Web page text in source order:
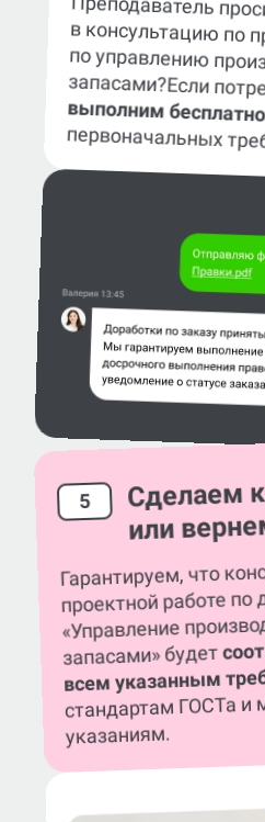
Преподаватель
в консультацию по
по управлению
запасами?Если
выполним бесплатно
первоначальных
5 Сделаем
или
Гарантируем, что
проектной работе по
«Управление
запасами» будет
всем указанным
стандартам ГОСТа и
указаниям.